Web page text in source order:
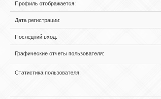
Профиль отображается:
Дата регистрации:
Последний вход:
Графические отчеты пользователя:
Статистика пользователя: